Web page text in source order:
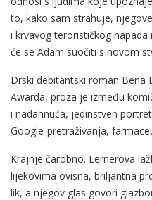
to, kako sam strahuje,
i krvavog terorističkog
će se Adam suočiti s novom
Drski debitantski roman Bena
Awarda, proza je između
i nadahnuća, jedinstven
Google-pretraživanja,
Krajnje čarobno. Lernerova
lijekovima ovisna, briljantna
lik, a njegov glas govori